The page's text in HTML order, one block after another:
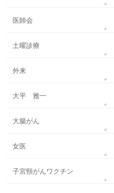
医師会
土曜診療
外来
大平 雅一
大腸がん
女医
子宮頸がんワクチン